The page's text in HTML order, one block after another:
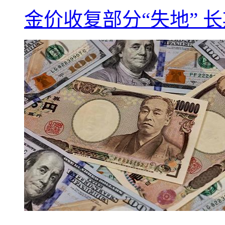
金价收复部分“失地”